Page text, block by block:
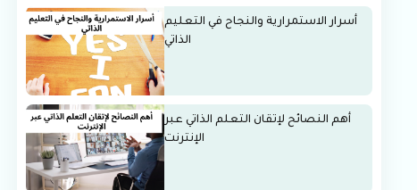
أسرار الاستمرارية والنجاح في التعليم
الذاتي
أهم النصائح لإتقان التعلم الذاتي عبر
الإنترنت